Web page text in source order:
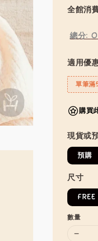
全館消
總分: 0
適用優
單筆
購買
現貨或
預購
尺寸
數量